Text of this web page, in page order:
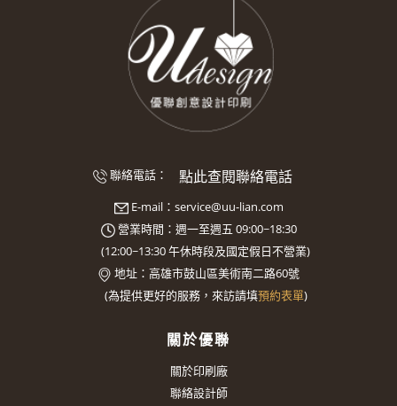
聯絡電話： 點此查閱聯絡電話
E-mail： service@uu-lian.com
營業時間：週一至週五 09:00~18:30
(12:00~13:30午休時段及國定假日不營業)
地址： 高雄市鼓山區美術南二路60號
(為提供更好的服務，來訪請填預約表單)
關於優聯
關於印刷廠
聯絡設計師